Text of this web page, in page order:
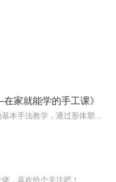
家就能学的手工课》
，喜欢给个关注吧！